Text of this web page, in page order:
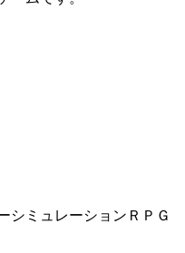
シミュレーションＲＰＧ